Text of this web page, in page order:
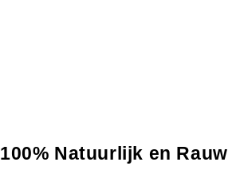
100% Natuurlijk en Rauw